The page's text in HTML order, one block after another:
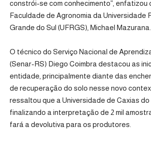
constrói-se com conhecimento”, enfatizou
Faculdade de Agronomia da Universidade
Grande do Sul (UFRGS), Michael Mazurana.
O técnico do Serviço Nacional de
(Senar-RS) Diego Coimbra destacou as
entidade, principalmente diante das
de recuperação do solo nesse novo
ressaltou que a Universidade de Caxias do
finalizando a interpretação de 2 mil
fará a devolutiva para os produtores.